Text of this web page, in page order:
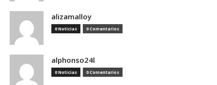
alizamalloy
0 Noticias 0 Comentarios
alphonso24l
0 Noticias 0 Comentarios